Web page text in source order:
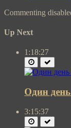
Commenting
Up Next
1:18:27
Один
3:15:37